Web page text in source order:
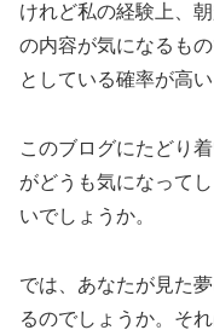
けれど私の経験上、
の内容が気になるも
としている確率が高
このブログにたどり
がどうも気になって
いでしょうか。
では、あなたが見た
るのでしょうか。そ